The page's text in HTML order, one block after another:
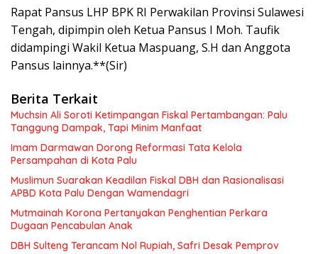
Rapat Pansus LHP BPK RI Perwakilan Provinsi Sulawesi
Tengah, dipimpin oleh Ketua Pansus I Moh. Taufik
didampingi Wakil Ketua Maspuang, S.H dan Anggota
Pansus lainnya.**(Sir)
Berita Terkait
Muchsin Ali Soroti Ketimpangan Fiskal Pertambangan: Palu
Tanggung Dampak, Tapi Minim Manfaat
Imam Darmawan Dorong Reformasi Tata Kelola
Persampahan di Kota Palu
Muslimun Suarakan Keadilan Fiskal DBH dan Rasionalisasi
APBD Kota Palu Dengan Wamendagri
Mutmainah Korona Pertanyakan Penghentian Perkara
Dugaan Pencabulan Anak
DBH Sulteng Terancam Nol Rupiah, Safri Desak Pemprov